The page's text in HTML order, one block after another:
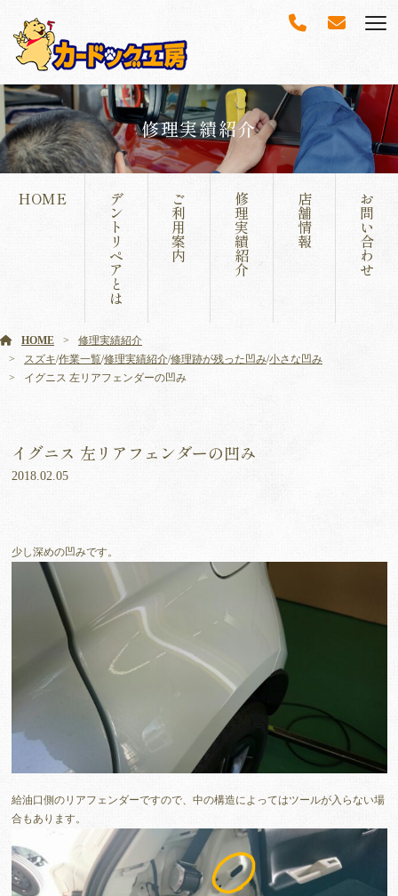
修理実績紹介
HOME デ
ン
ト
リ
ペ
ア
と
は
ご
利
用
案
内
修
理
実
績
紹
介
店
舗
情
報
お
問
い
合
わ
せ
HOME
修理実績紹介
スズキ/作業一覧/修理実績紹介/修理跡が残った凹み/小さな凹み
イグニス 左リアフェンダーの凹み
イグニス 左リアフェンダーの凹み
2018.02.05
少し深めの凹みです。
給油口側のリアフェンダーですので、中の構造によってはツールが入らない場
合もあります。